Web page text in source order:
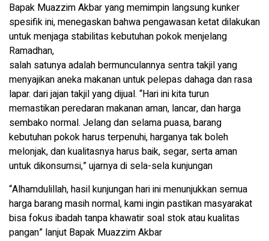
Bapak Muazzim Akbar yang memimpin langsung kunker
spesifik ini, menegaskan bahwa pengawasan ketat dilakukan
untuk menjaga stabilitas kebutuhan pokok menjelang
Ramadhan,
salah satunya adalah bermunculannya sentra takjil yang
menyajikan aneka makanan untuk pelepas dahaga dan rasa
lapar. dari jajan takjil yang dijual. “Hari ini kita turun
memastikan peredaran makanan aman, lancar, dan harga
sembako normal. Jelang dan selama puasa, barang
kebutuhan pokok harus terpenuhi, harganya tak boleh
melonjak, dan kualitasnya harus baik, segar, serta aman
untuk dikonsumsi,” ujarnya di sela-sela kunjungan
“Alhamdulillah, hasil kunjungan hari ini menunjukkan semua
harga barang masih normal, kami ingin pastikan masyarakat
bisa fokus ibadah tanpa khawatir soal stok atau kualitas
pangan” lanjut Bapak Muazzim Akbar